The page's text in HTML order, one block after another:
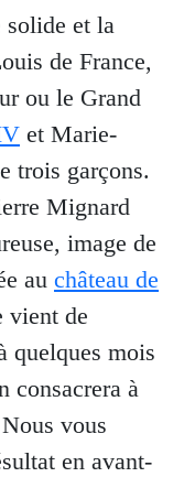
solide et la
de France,
ou le Grand
et Marie-
trois garçons.
Mignard
image de
au château de
vient de
quelques mois
consacrera à
vous
en avant-